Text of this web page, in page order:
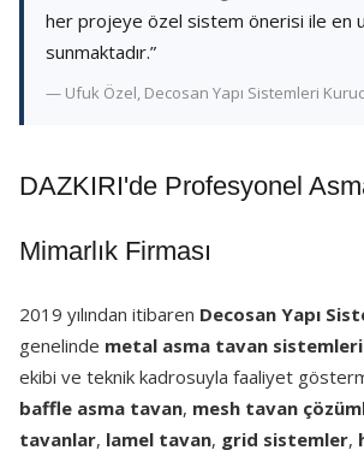
her projeye özel sistem önerisi ile en
sunmaktadır.”
— Ufuk Özel, Decosan Yapı Sistemleri
DAZKIRI'de Profesyonel
Mimarlık Firması
2019 yılından itibaren Decosan Yapı
genelinde metal asma tavan sistemleri
ekibi ve teknik kadrosuyla faaliyet
baffle asma tavan, mesh tavan
tavanlar, lamel tavan, grid sistemler,